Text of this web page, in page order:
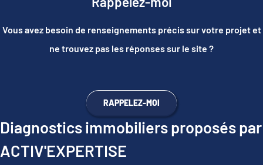
Vous avez besoin de renseignements précis sur votre projet et
ne trouvez pas les réponses sur le site ?
RAPPELEZ-MOI
Diagnostics immobiliers proposés par
ACTIV'EXPERTISE